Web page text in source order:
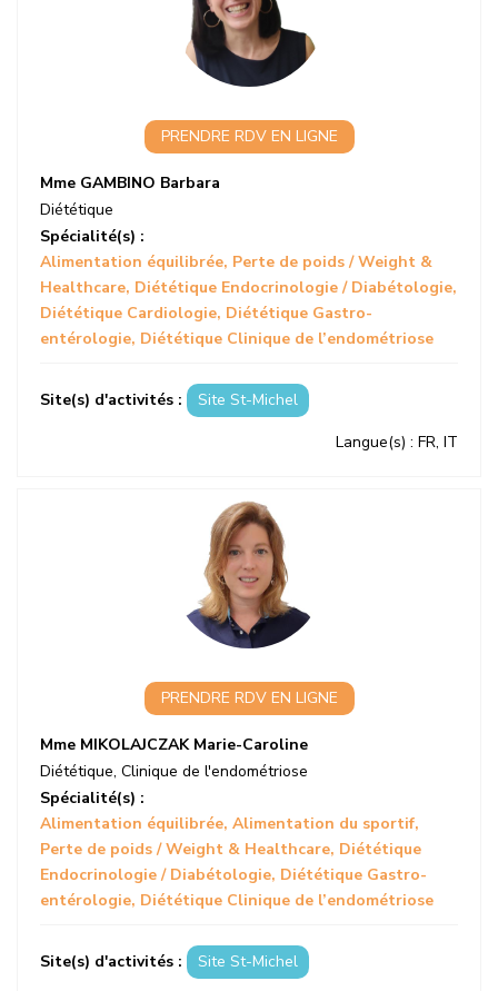
PRENDRE RDV EN LIGNE
Mme GAMBINO Barbara
Diététique
Spécialité(s) :
Alimentation équilibrée Perte de poids / Weight &
Healthcare Diététique Endocrinologie / Diabétologie
Diététique Cardiologie Diététique Gastro-
entérologie Diététique Clinique de l’endométriose
Site(s) d'activités :
Site St-Michel
Langue(s) : FR, IT
PRENDRE RDV EN LIGNE
Mme MIKOLAJCZAK Marie-Caroline
Diététique, Clinique de l'endométriose
Spécialité(s) :
Alimentation équilibrée Alimentation du sportif
Perte de poids / Weight & Healthcare Diététique
Endocrinologie / Diabétologie Diététique Gastro-
entérologie Diététique Clinique de l’endométriose
Site(s) d'activités :
Site St-Michel